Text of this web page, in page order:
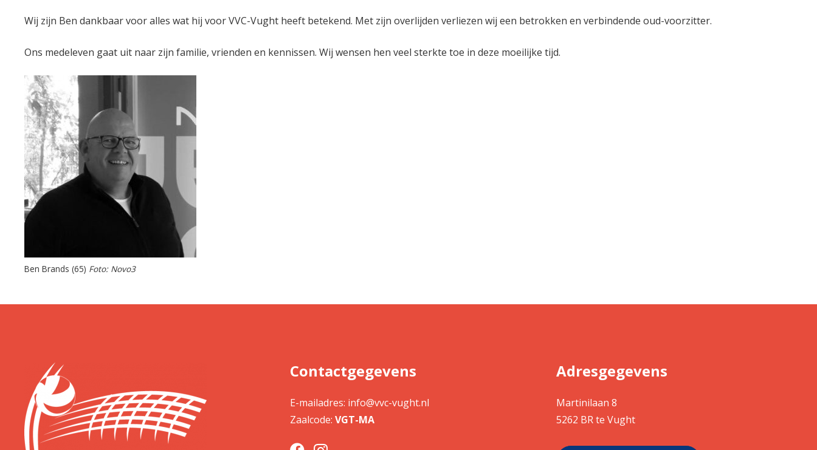
Wij zijn Ben dankbaar voor alles wat hij voor VVC-Vught heeft betekend. Met zijn overlijden verliezen wij een betrokken en verbindende oud-voorzitter.
Ons medeleven gaat uit naar zijn familie, vrienden en kennissen. Wij wensen hen veel sterkte toe in deze moeilijke tijd.
Ben Brands (65) Foto: Novo3
Contactgegevens
E-mailadres: info@vvc-vught.nl
Zaalcode:VGT-MA
Adresgegevens
Martinilaan 8
5262 BR te Vught